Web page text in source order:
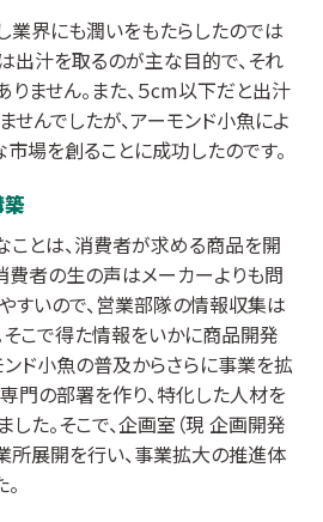
業界にも潤いをもたらしたのでは
出汁を取るのが主な目的で、それ
ません。また、５cm以下だと出汁
んでしたが、アーモンド小魚によ
場を創ることに成功したのです。
築
ことは、消費者が求める商品を開
費者の生の声はメーカーよりも問
すいので、営業部隊の情報収集は
そこで得た情報をいかに商品開発
ンド小魚の普及からさらに事業を拡
門の部署を作り、特化した人材を
た。そこで、企画室（現 企画開発
所展開を行い、事業拡大の推進体